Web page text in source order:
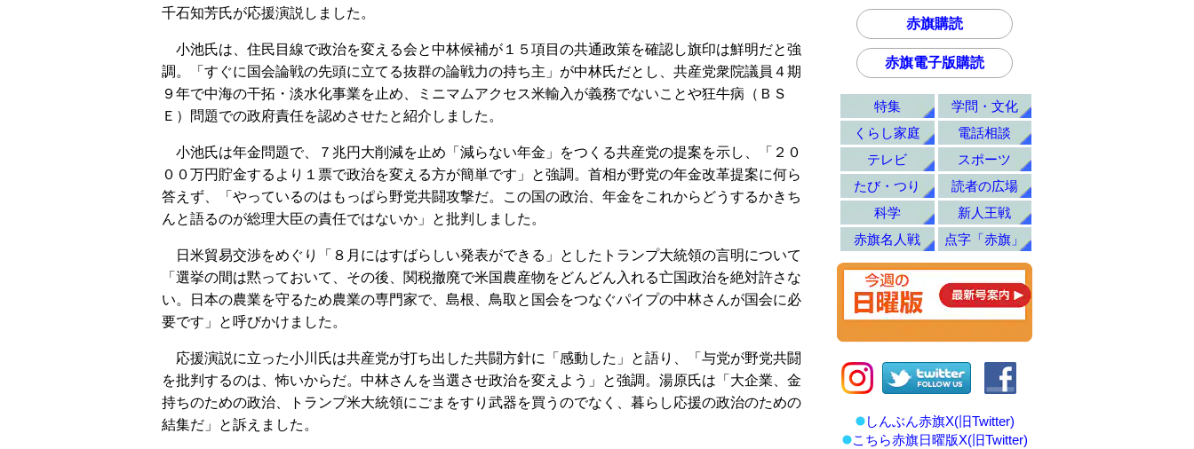
千石知芳氏が応援演説しました。
小池氏は、住民目線で政治を変える会と中林候補が１５項目の共通政策を確認し旗印は鮮明だと強
調。「すぐに国会論戦の先頭に立てる抜群の論戦力の持ち主」が中林氏だとし、共産党衆院議員４期
９年で中海の干拓・淡水化事業を止め、ミニマムアクセス米輸入が義務でないことや狂牛病（ＢＳ
Ｅ）問題での政府責任を認めさせたと紹介しました。
小池氏は年金問題で、７兆円大削減を止め「減らない年金」をつくる共産党の提案を示し、「２０
００万円貯金するより１票で政治を変える方が簡単です」と強調。首相が野党の年金改革提案に何ら
答えず、「やっているのはもっぱら野党共闘攻撃だ。この国の政治、年金をこれからどうするかきち
んと語るのが総理大臣の責任ではないか」と批判しました。
日米貿易交渉をめぐり「８月にはすばらしい発表ができる」としたトランプ大統領の言明について
「選挙の間は黙っておいて、その後、関税撤廃で米国農産物をどんどん入れる亡国政治を絶対許さな
い。日本の農業を守るため農業の専門家で、島根、鳥取と国会をつなぐパイプの中林さんが国会に必
要です」と呼びかけました。
応援演説に立った小川氏は共産党が打ち出した共闘方針に「感動した」と語り、「与党が野党共闘
を批判するのは、怖いからだ。中林さんを当選させ政治を変えよう」と強調。湯原氏は「大企業、金
持ちのための政治、トランプ米大統領にごまをすり武器を買うのでなく、暮らし応援の政治のための
結集だ」と訴えました。
赤旗購読
赤旗電子版購読
特集
学問・文化
くらし家庭
電話相談
テレビ
スポーツ
たび・つり
読者の広場
科学
新人王戦
赤旗名人戦
点字「赤旗」
しんぶん赤旗X(旧Twitter)
こちら赤旗日曜版X(旧Twitter)